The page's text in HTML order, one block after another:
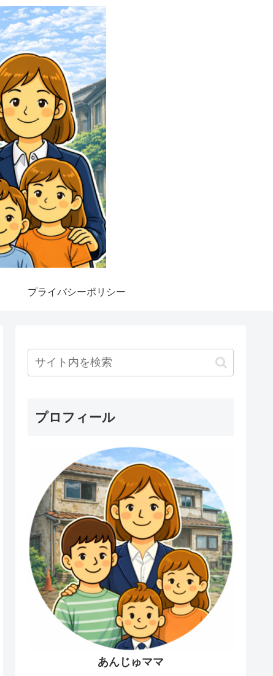
プライバシーポリシー
プロフィール
あんじゅママ